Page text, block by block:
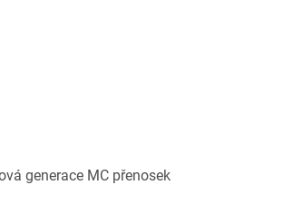
generace MC přenosek